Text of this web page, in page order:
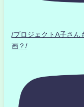
/プロジェクトA子さ
画？/